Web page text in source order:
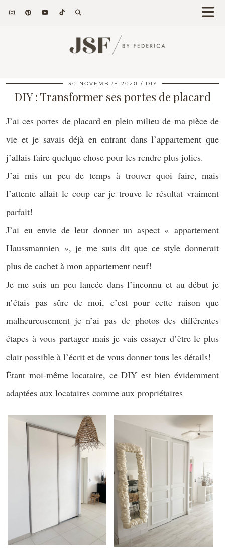
30 NOVEMBRE 2020 DIY
DIY : Transformer ses portes de placard
J’ai ces portes de placard en plein milieu de ma pièce de
vie et je savais déjà en entrant dans l’appartement que
j’allais faire quelque chose pour les rendre plus jolies.
J’ai mis un peu de temps à trouver quoi faire, mais
l’attente allait le coup car je trouve le résultat vraiment
parfait!
J’ai eu envie de leur donner un aspect « appartement
Haussmannien », je me suis dit que ce style donnerait
plus de cachet à mon appartement neuf!
Je me suis un peu lancée dans l’inconnu et au début je
n’étais pas sûre de moi, c’est pour cette raison que
malheureusement je n’ai pas de photos des différentes
étapes à vous partager mais je vais essayer d’être le plus
clair possible à l’écrit et de vous donner tous les détails!
Étant moi-même locataire, ce DIY est bien évidemment
adaptées aux locataires comme aux propriétaires